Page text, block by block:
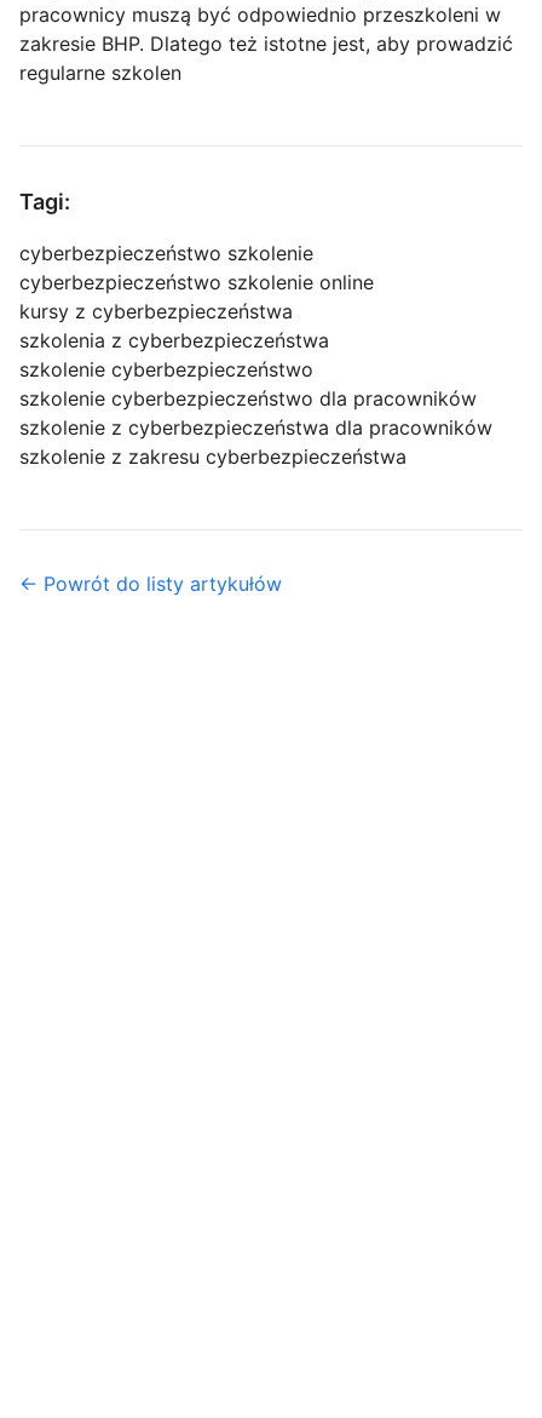
pracownicy muszą być odpowiednio przeszkoleni w
zakresie BHP. Dlatego też istotne jest, aby prowadzić
regularne szkolen
Tagi:
cyberbezpieczeństwo szkolenie
cyberbezpieczeństwo szkolenie online
kursy z cyberbezpieczeństwa
szkolenia z cyberbezpieczeństwa
szkolenie cyberbezpieczeństwo
szkolenie cyberbezpieczeństwo dla pracowników
szkolenie z cyberbezpieczeństwa dla pracowników
szkolenie z zakresu cyberbezpieczeństwa
← Powrót do listy artykułów